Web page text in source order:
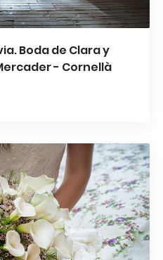
Boda de Clara y
- Cornellà